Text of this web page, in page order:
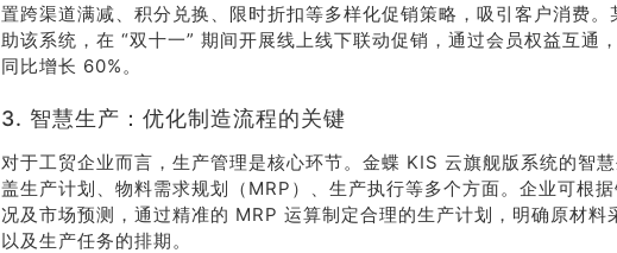
置跨渠道满减、积分兑换、限时折扣等多样化促销策略，吸引客户消费。
助该系统，在 “双十一” 期间开展线上线下联动促销，通过会员权益互通
同比增长 60%。
3. 智慧生产：优化制造流程的关键
对于工贸企业而言，生产管理是核心环节。金蝶 KIS 云旗舰版系统的智
盖生产计划、物料需求规划（MRP）、生产执行等多个方面。企业可根
况及市场预测，通过精准的 MRP 运算制定合理的生产计划，明确原材料
以及生产任务的排期。